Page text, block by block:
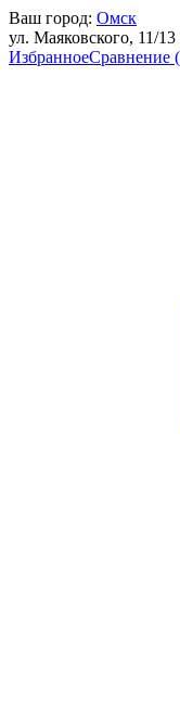
Ваш город: Омск
ул. Маяковского, 11/13
ИзбранноеСравнение